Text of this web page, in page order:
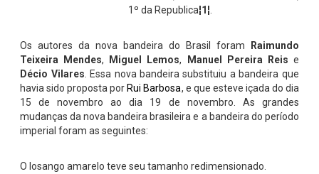
1º da Republica¦1¦
Os autores da nova bandeira do Brasil foram
Raimundo
Teixeira Mendes, Miguel Lemos, Manuel Pereira Reis e
Décio Vilares . Essa nova bandeira substituiu a bandeira que
havia sido proposta por Rui Barbosa, e que esteve içada do dia
15 de novembro ao dia 19 de novembro. As grandes
mudanças da nova bandeira brasileira e a bandeira do período
imperial foram as seguintes:
O losango amarelo teve seu tamanho redimensionado.